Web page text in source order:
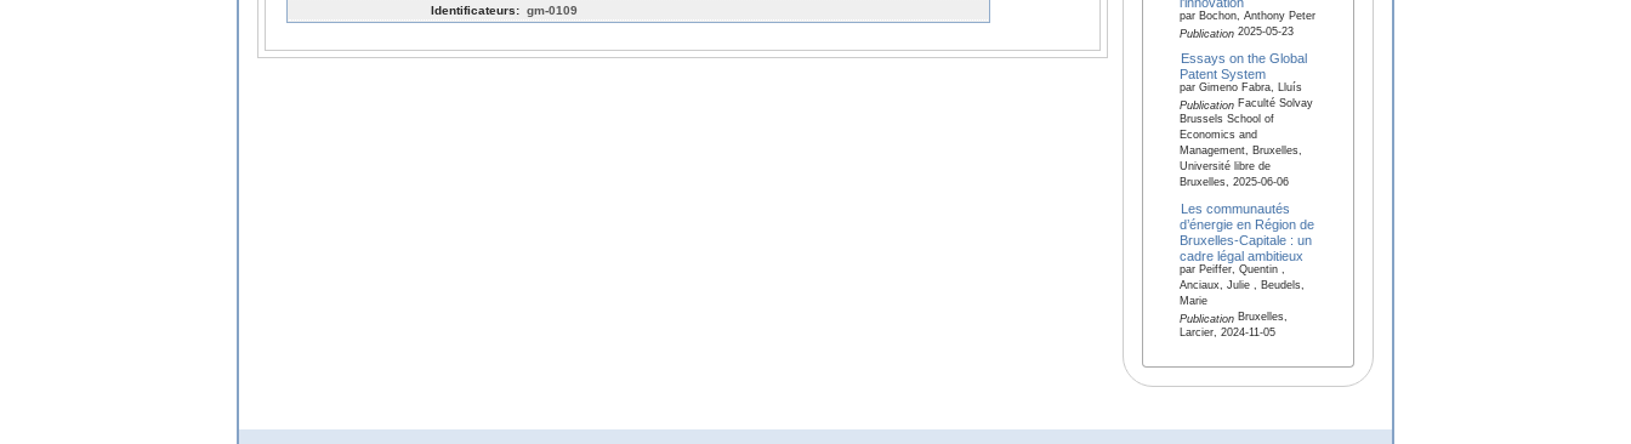
Identificateurs: gm-0109
par Bochon, Anthony Peter
Publication2025-05-23
Essays on the Global
Patent System
par Gimeno Fabra, Lluís
PublicationFaculté Solvay
Brussels School of
Economics and
Management, Bruxelles,
Université libre de
Bruxelles, 2025-06-06
Les communautés
d’énergie en Région de
Bruxelles-Capitale : un
cadre légal ambitieux
par Peiffer, Quentin ,
Anciaux, Julie , Beudels,
Marie
PublicationBruxelles,
Larcier, 2024-11-05